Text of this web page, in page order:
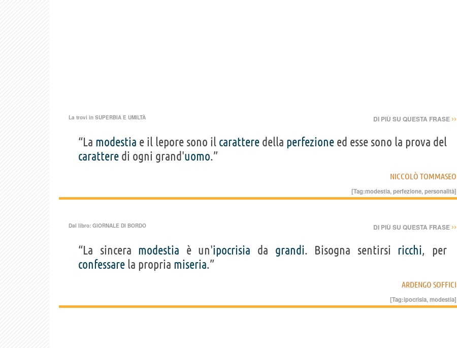
La trovi in SUPERBIA E UMILTÀ DI PIÙ SU QUESTA FRASE ››
“La modestia e il lepore sono il carattere della perfezione ed esse sono la prova del
carattere di ogni grand'uomo.”
NICCOLÒ TOMMASEO
[Tag:modestia,perfezione,personalità]
Dal libro: GIORNALE DI BORDO DI PIÙ SU QUESTA FRASE ››
“La sincera modestia è un'ipocrisia da grandi. Bisogna sentirsi ricchi, per
confessare la propria miseria.”
ARDENGO SOFFICI
[Tag:ipocrisia,modestia]